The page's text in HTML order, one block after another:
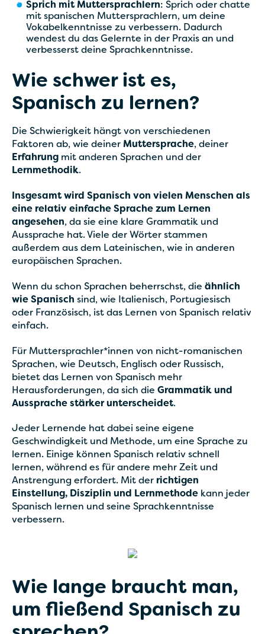
Sprich mit Muttersprachlern: Sprich oder chatte
mit spanischen Muttersprachlern, um deine
Vokabelkenntnisse zu verbessern. Dadurch
wendest du das Gelernte in der Praxis an und
verbesserst deine Sprachkenntnisse.
Wie schwer ist es,
Spanisch zu lernen?
Die Schwierigkeit hängt von verschiedenen
Faktoren ab, wie deiner Muttersprache, deiner
Erfahrung mit anderen Sprachen und der
Lernmethodik.
Insgesamt wird Spanisch von vielen Menschen als
eine relativ einfache Sprache zum Lernen
angesehen, da sie eine klare Grammatik und
Aussprache hat. Viele der Wörter stammen
außerdem aus dem Lateinischen, wie in anderen
europäischen Sprachen.
Wenn du schon Sprachen beherrschst, die ähnlich
wie Spanisch sind, wie Italienisch, Portugiesisch
oder Französisch, ist das Lernen von Spanisch relativ
einfach.
Für Muttersprachler*innen von nicht-romanischen
Sprachen, wie Deutsch, Englisch oder Russisch,
bietet das Lernen von Spanisch mehr
Herausforderungen, da sich die Grammatik und
Aussprache stärker unterscheidet.
Jeder Lernende hat dabei seine eigene
Geschwindigkeit und Methode, um eine Sprache zu
lernen. Einige können Spanisch relativ schnell
lernen, während es für andere mehr Zeit und
Anstrengung erfordert. Mit der richtigen
Einstellung, Disziplin und Lernmethode kann jeder
Spanisch lernen und seine Sprachkenntnisse
verbessern.
Wie lange braucht man,
um fließend Spanisch zu